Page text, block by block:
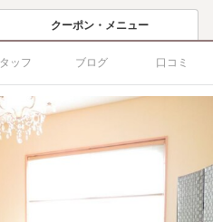
クーポン・メニュー
ッフ ブログ 口コミ